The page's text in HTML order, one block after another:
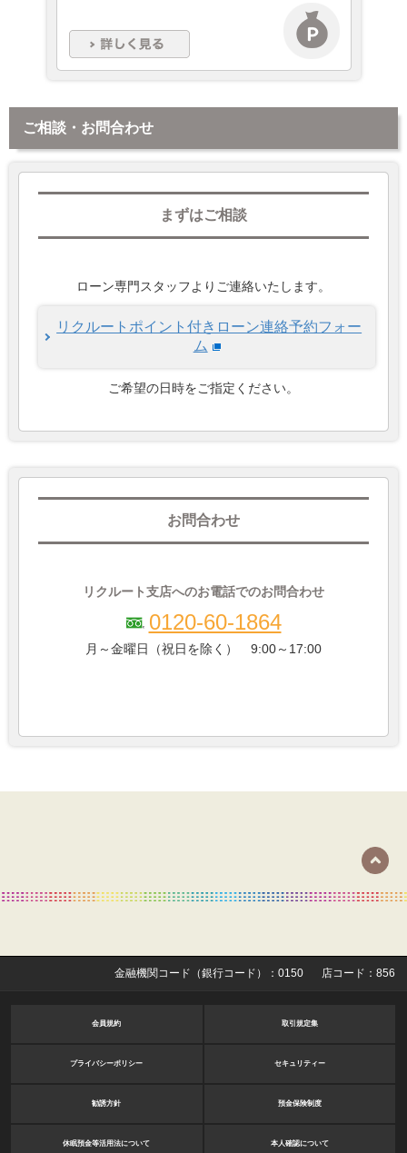
ご相談・お問合わせ
まずはご相談
ローン専門スタッフよりご連絡いたします。
リクルートポイント付きローン連絡予約フォー
ム
ご希望の日時をご指定ください。
お問合わせ
リクルート支店へのお電話でのお問合わせ
0120-60-1864
月～金曜日（祝日を除く） 9:00～17:00
金融機関コード（銀行コード）：0150 店コード：856
会員規約 取引規定集
プライバシーポリシー セキュリティー
勧誘方針 預金保険制度
休眠預金等活用法について 本人確認について